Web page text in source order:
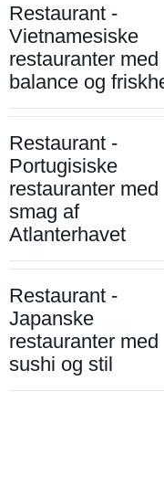
Restaurant -
Vietnamesiske
restauranter med
balance og
Restaurant -
Portugisiske
restauranter med
smag af
Atlanterhavet
Restaurant -
Japanske
restauranter med
sushi og stil